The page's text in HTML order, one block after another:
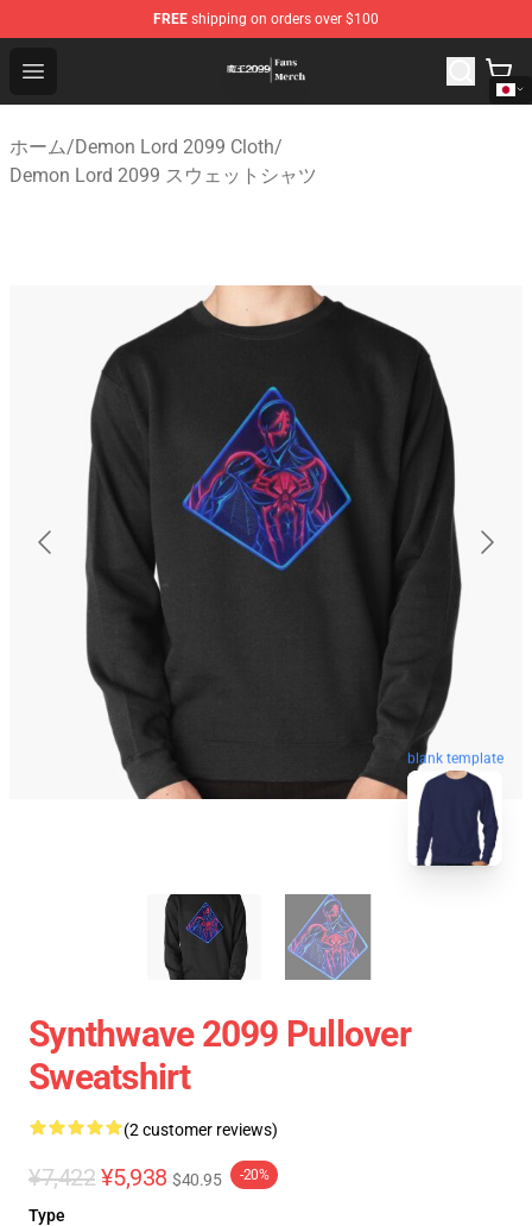
FREE shipping on orders over $100
Open menu
Demon Lord 2099 Store - Official Demon Lord 2099
ホーム/Demon Lord 2099 Cloth/
Demon Lord 2099 スウェットシャツ
blank template
Synthwave 2099 Pullover
Sweatshirt
(2 customer reviews)
¥7,422 ¥5,938 $40.95 -20%
Type